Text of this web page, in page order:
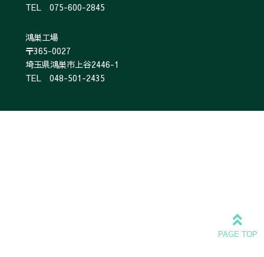
TEL 075-600-2845
鴻巣工場
〒365-0027
埼玉県鴻巣市上谷2446-1
TEL 048-501-2435